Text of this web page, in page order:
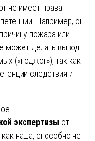
не имеет права
Например, он
пожара или
может делать вывод
(«поджог»), так как
следствия и
экспертизы от
наша, способно не